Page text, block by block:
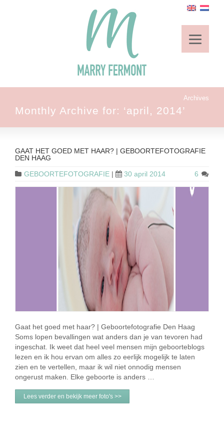
Archives
Monthly Archive for: ‘april, 2014’
GAAT HET GOED MET HAAR? | GEBOORTEFOTOGRAFIE
DEN HAAG
GEBOORTEFOTOGRAFIE | 30 april 2014 6
Gaat het goed met haar? | Geboortefotografie Den Haag
Soms lopen bevallingen wat anders dan je van tevoren had
ingeschat. Ik weet dat heel veel mensen mijn geboorteblogs
lezen en ik hou ervan om alles zo eerlijk mogelijk te laten
zien en te vertellen, maar ik wil niet onnodig mensen
ongerust maken. Elke geboorte is anders …
Lees verder en bekijk meer foto's >>